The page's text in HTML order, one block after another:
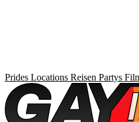
Prides Locations Reisen Partys